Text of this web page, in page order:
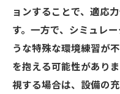
ョンすることで、適応
す。一方で、シミュレ
うな特殊な環境練習が
を抱える可能性があり
視する場合は、設備の